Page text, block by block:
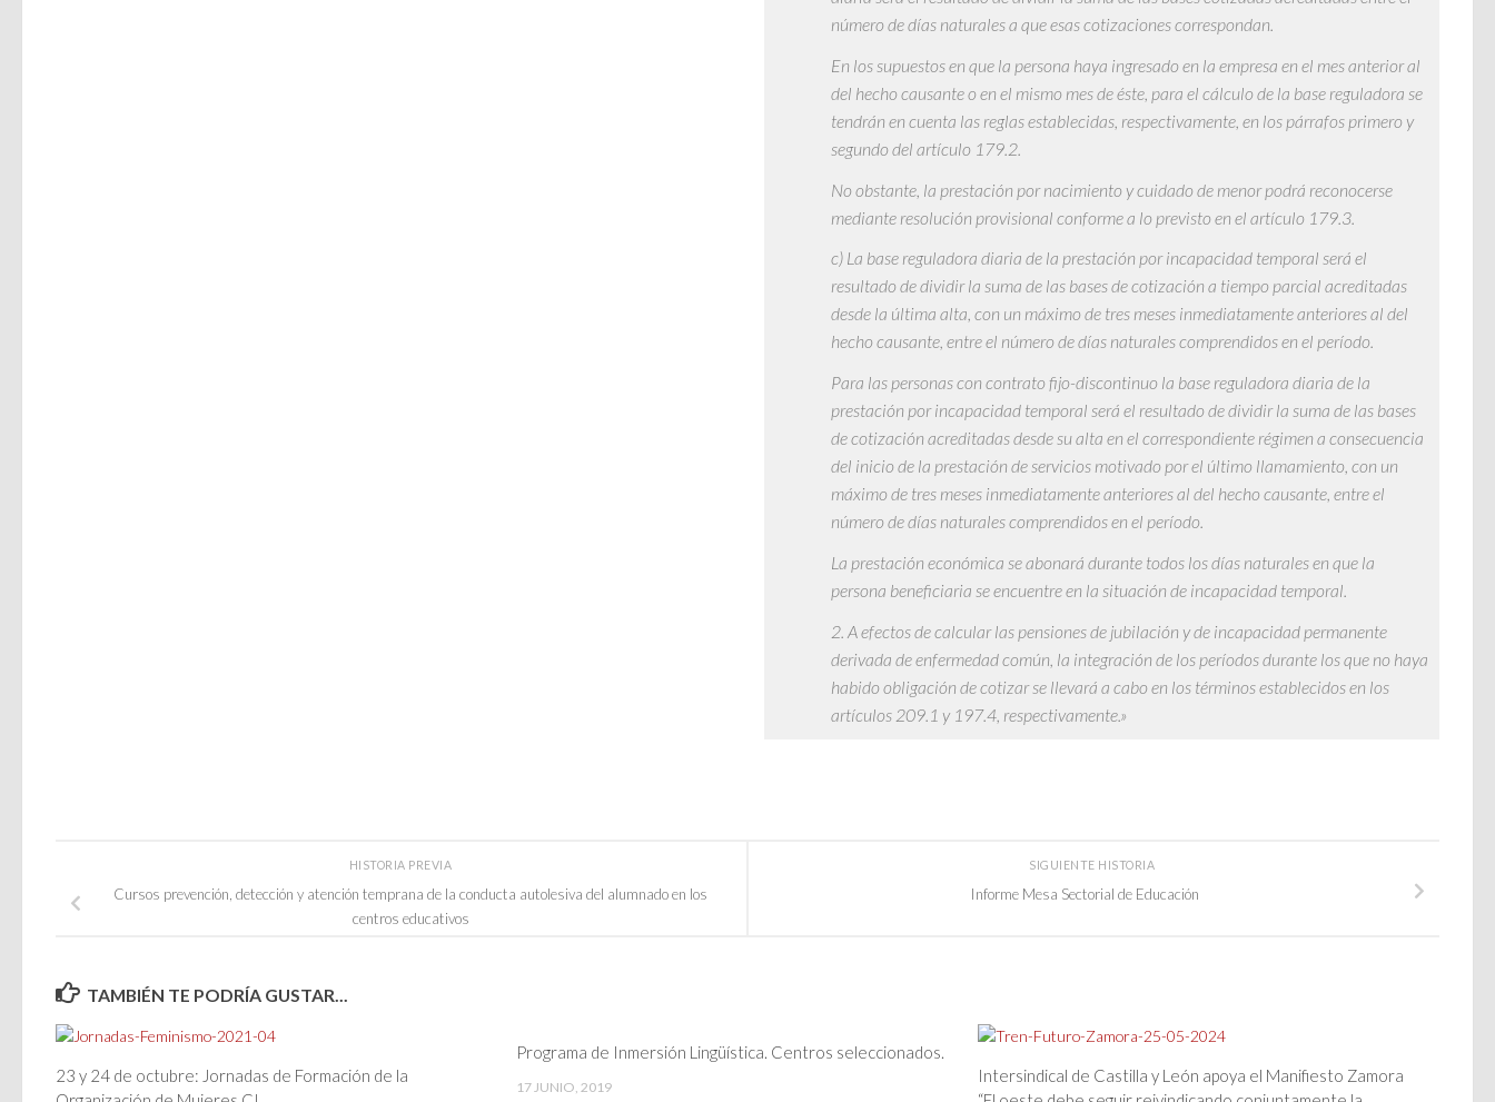
número de días naturales a que esas cotizaciones correspondan.
En los supuestos en que la persona haya ingresado en la empresa en el mes anterior al
del hecho causante o en el mismo mes de éste, para el cálculo de la base reguladora se
tendrán en cuenta las reglas establecidas, respectivamente, en los párrafos primero y
segundo del artículo 179.2.
No obstante, la prestación por nacimiento y cuidado de menor podrá reconocerse
mediante resolución provisional conforme a lo previsto en el artículo 179.3.
c) La base reguladora diaria de la prestación por incapacidad temporal será el
resultado de dividir la suma de las bases de cotización a tiempo parcial acreditadas
desde la última alta, con un máximo de tres meses inmediatamente anteriores al del
hecho causante, entre el número de días naturales comprendidos en el período.
Para las personas con contrato fijo-discontinuo la base reguladora diaria de la
prestación por incapacidad temporal será el resultado de dividir la suma de las bases
de cotización acreditadas desde su alta en el correspondiente régimen a consecuencia
del inicio de la prestación de servicios motivado por el último llamamiento, con un
máximo de tres meses inmediatamente anteriores al del hecho causante, entre el
número de días naturales comprendidos en el período.
La prestación económica se abonará durante todos los días naturales en que la
persona beneficiaria se encuentre en la situación de incapacidad temporal.
2. A efectos de calcular las pensiones de jubilación y de incapacidad permanente
derivada de enfermedad común, la integración de los períodos durante los que no haya
habido obligación de cotizar se llevará a cabo en los términos establecidos en los
artículos 209.1 y 197.4, respectivamente.»
SIGUIENTE HISTORIA
Informe Mesa Sectorial de Educación
HISTORIA PREVIA
Cursos prevención, detección y atención temprana de la conducta autolesiva del alumnado en los
centros educativos
TAMBIÉN TE PODRÍA GUSTAR...
23 y 24 de octubre: Jornadas de Formación de la
Programa de Inmersión Lingüística. Centros seleccionados.
17 JUNIO, 2019
Intersindical de Castilla y León apoya el Manifiesto Zamora